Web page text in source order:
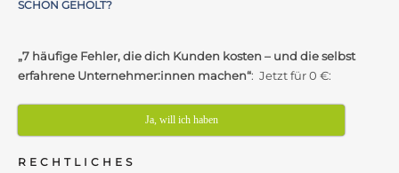
SCHON GEHOLT?
„7 häufige Fehler, die dich Kunden kosten – und die selbst
erfahrene Unternehmer:innen machen“: Jetzt für 0 €:
Ja, will ich haben
RECHTLICHES